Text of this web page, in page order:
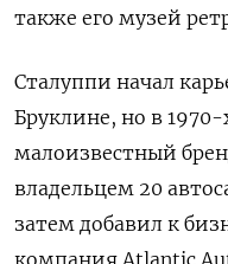
также его музей
Сталуппи начал
Бруклине, но в 1970-
малоизвестный
владельцем 20
затем добавил к